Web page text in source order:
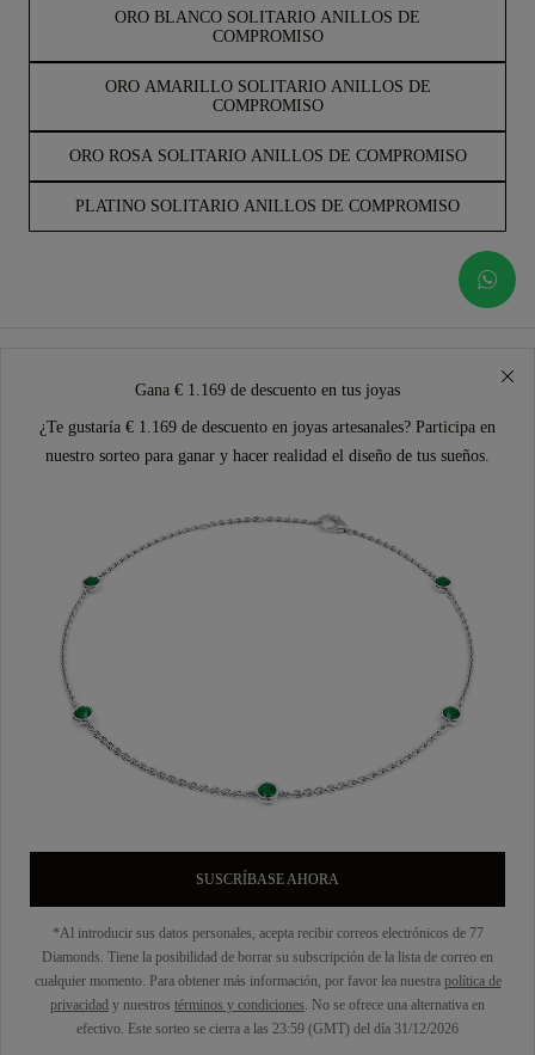
ORO BLANCO SOLITARIO ANILLOS DE
COMPROMISO
ORO AMARILLO SOLITARIO ANILLOS DE
COMPROMISO
ORO ROSA SOLITARIO ANILLOS DE COMPROMISO
PLATINO SOLITARIO ANILLOS DE COMPROMISO
Gana € 1.169 de descuento en tus joyas
¿Te gustaría € 1.169 de descuento en joyas artesanales? Participa en
nuestro sorteo para ganar y hacer realidad el diseño de tus sueños.
SUSCRÍBASE AHORA
*Al introducir sus datos personales, acepta recibir correos electrónicos de 77
Diamonds. Tiene la posibilidad de borrar su subscripción de la lista de correo en
cualquier momento. Para obtener más información, por favor lea nuestra política de
privacidad y nuestros términos y condiciones. No se ofrece una alternativa en
efectivo. Este sorteo se cierra a las 23:59 (GMT) del día 31/12/2026